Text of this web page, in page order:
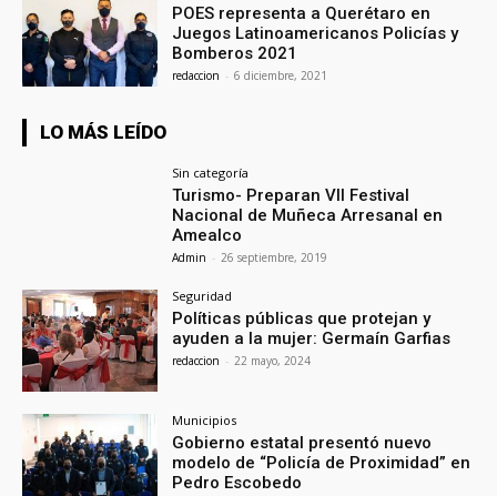
POES representa a Querétaro en
Juegos Latinoamericanos Policías y
Bomberos 2021
redaccion - 6 diciembre, 2021
LO MÁS LEÍDO
Sin categoría
Turismo- Preparan VII Festival
Nacional de Muñeca Arresanal en
Amealco
Admin - 26 septiembre, 2019
Seguridad
Políticas públicas que protejan y
ayuden a la mujer: Germaín Garfias
redaccion - 22 mayo, 2024
Municipios
Gobierno estatal presentó nuevo
modelo de “Policía de Proximidad” en
Pedro Escobedo